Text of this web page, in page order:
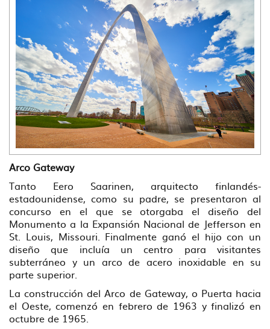
Arco Gateway
Tanto Eero Saarinen, arquitecto finlandés-
estadounidense, como su padre, se presentaron al
concurso en el que se otorgaba el diseño del
Monumento a la Expansión Nacional de Jefferson en
St. Louis, Missouri. Finalmente ganó el hijo con un
diseño que incluía un centro para visitantes
subterráneo y un arco de acero inoxidable en su
parte superior.
La construcción del Arco de Gateway, o Puerta hacia
el Oeste, comenzó en febrero de 1963 y finalizó en
octubre de 1965.